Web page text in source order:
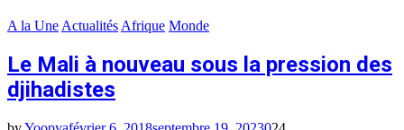
A la Une Actualités Afrique Monde
Le Mali à nouveau sous la pression des
djihadistes